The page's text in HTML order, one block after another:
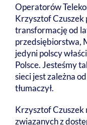
Operatorów
Krzysztof Czuszek
transformację od
przedsiębiorstwa,
jedyni polscy
Polsce. Jesteśmy
sieci jest zależna
tłumaczył.
Krzysztof Czuszek
związanych z